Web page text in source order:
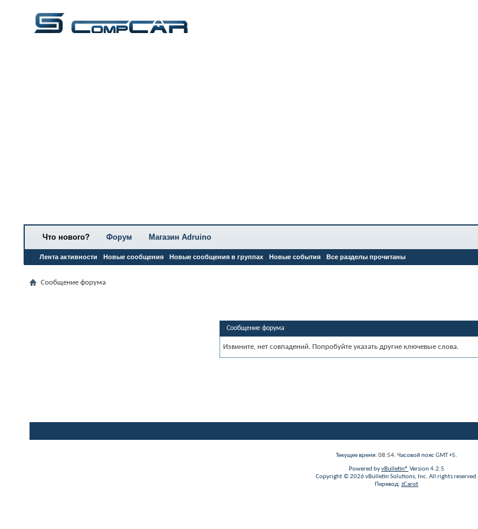
Что нового?
Лента активности Новые сообщения Новые сообщения в группах Новые события Все разделы прочитаны
Форум Магазин Adruino
Сообщение форума
Сообщение форума
Извините, нет совпадений. Попробуйте указать другие ключевые слова.
Текущее время: 08:54. Часовой пояс GMT +5.
Powered byvBulletin® Version 4.2.5
Copyright © 2026 vBulletin Solutions, Inc. All rights reserved.
Перевод: zCarot